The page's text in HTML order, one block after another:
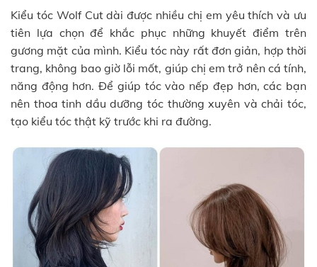
Kiểu tóc Wolf Cut dài được nhiều chị em yêu thích và ưu
tiên lựa chọn để khắc phục những khuyết điểm trên
gương mặt của mình. Kiểu tóc này rất đơn giản, hợp thời
trang, không bao giờ lỗi mốt, giúp chị em trở nên cá tính,
năng động hơn. Để giúp tóc vào nếp đẹp hơn, các bạn
nên thoa tinh dầu dưỡng tóc thường xuyên và chải tóc,
tạo kiểu tóc thật kỹ trước khi ra đường.